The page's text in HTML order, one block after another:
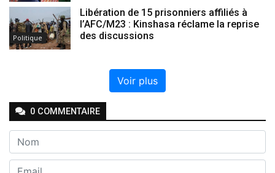
Politique
Libération de 15 prisonniers affiliés à
l’AFC/M23 : Kinshasa réclame la reprise
des discussions
Voir plus
0 COMMENTAIRE